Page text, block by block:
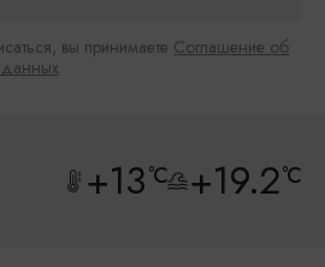
вы принимаете Соглашение об
+13°C +19.2°C